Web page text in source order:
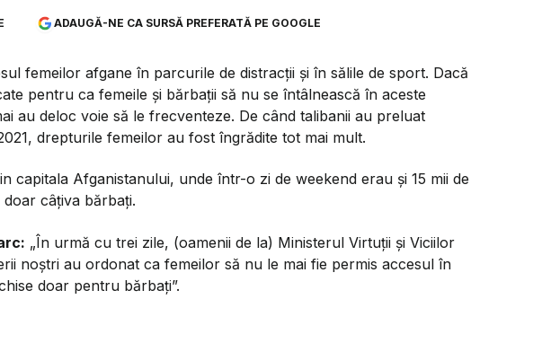
ADAUGĂ-NE CA SURSĂ PREFERATĂ PE GOOGLE
femeilor afgane în parcurile de distracții și în sălile de sport. Dacă
pentru ca femeile și bărbații să nu se întâlnească în aceste
au deloc voie să le frecventeze. De când talibanii au preluat
drepturile femeilor au fost îngrădite tot mai mult.
capitala Afganistanului, unde într-o zi de weekend erau și 15 mii de
câțiva bărbați.
„În urmă cu trei zile, (oamenii de la) Ministerul Virtuții și Viciilor
noștri au ordonat ca femeilor să nu le mai fie permis accesul în
doar pentru bărbați”.